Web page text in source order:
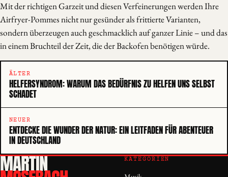
Mit der richtigen Garzeit und diesen Verfeinerungen werden Ihre
Airfryer-Pommes nicht nur gesünder als frittierte Varianten,
sondern überzeugen auch geschmacklich auf ganzer Linie – und das
in einem Bruchteil der Zeit, die der Backofen benötigen würde.
ÄLTER
HELFERSYNDROM: WARUM DAS BEDÜRFNIS ZU HELFEN UNS SELBST
SCHADET
NEUER
ENTDECKE DIE WUNDER DER NATUR: EIN LEITFADEN FÜR ABENTEUER
IN DEUTSCHLAND
MARTIN KATEGORIEN